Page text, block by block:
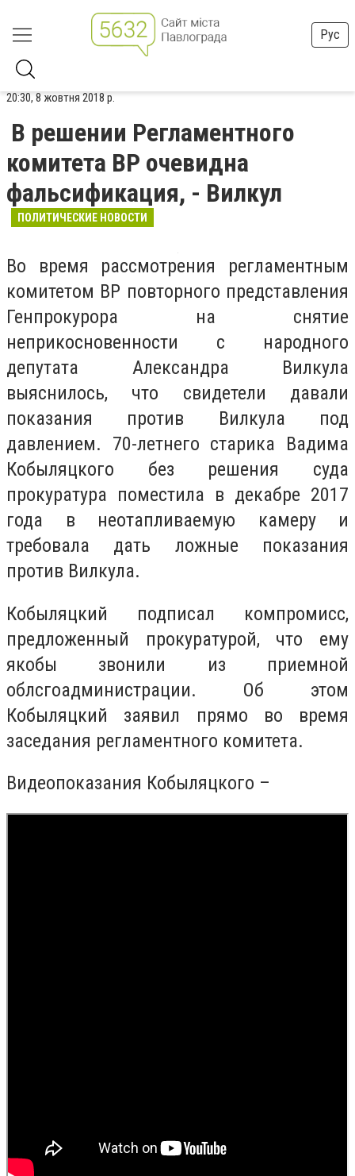
Рус
20:30, 8 жовтня 2018 р.
В решении Регламентного
комитета ВР очевидна
фальсификация, - Вилкул
ПОЛИТИЧЕСКИЕ НОВОСТИ
Во время рассмотрения регламентным
комитетом ВР повторного представления
Генпрокурора на снятие
неприкосновенности с народного
депутата Александра Вилкула
выяснилось, что свидетели давали
показания против Вилкула под
давлением. 70-летнего старика Вадима
Кобыляцкого без решения суда
прокуратура поместила в декабре 2017
года в неотапливаемую камеру и
требовала дать ложные показания
против Вилкула.
Кобыляцкий подписал компромисс,
предложенный прокуратурой, что ему
якобы звонили из приемной
облсгоадминистрации. Об этом
Кобыляцкий заявил прямо во время
заседания регламентного комитета.
Видеопоказания Кобыляцкого –